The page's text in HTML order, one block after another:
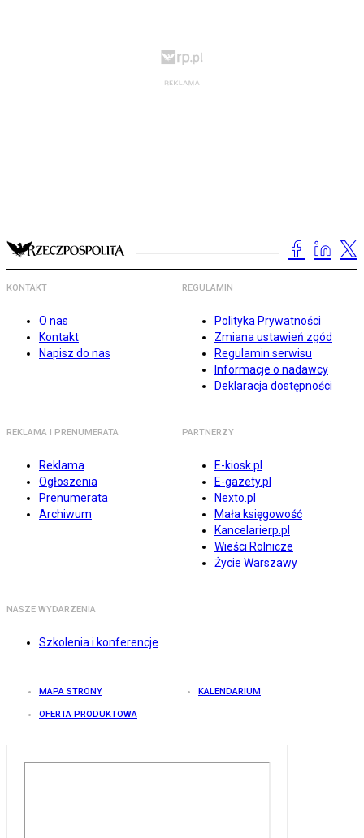
KONTAKT
O nas
Kontakt
Napisz do nas
REGULAMIN
Polityka Prywatności
Zmiana ustawień zgód
Regulamin serwisu
Informacje o nadawcy
Deklaracja dostępności
REKLAMA I PRENUMERATA
Reklama
Ogłoszenia
Prenumerata
Archiwum
PARTNERZY
E-kiosk.pl
E-gazety.pl
Nexto.pl
Mała księgowość
Kancelarierp.pl
Wieści Rolnicze
Życie Warszawy
NASZE WYDARZENIA
Szkolenia i konferencje
MAPA STRONY KALENDARIUM
OFERTA PRODUKTOWA